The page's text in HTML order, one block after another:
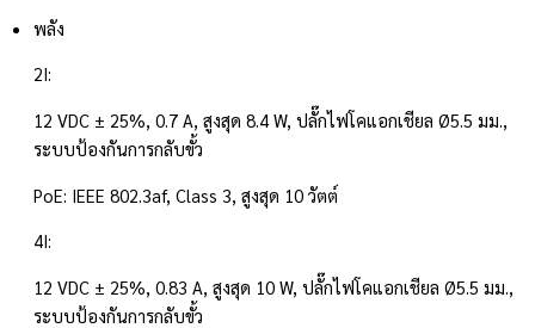
พลัง
2I:
12 VDC ± 25%, 0.7 A, สูงสุด 8.4 W, ปลั๊กไฟโคแอกเชียล Ø5.5 มม.,
ระบบป้องกันการกลับขั้ว
PoE: IEEE 802.3af, Class 3, สูงสุด 10 วัตต์
4I:
12 VDC ± 25%, 0.83 A, สูงสุด 10 W, ปลั๊กไฟโคแอกเชียล Ø5.5 มม.,
ระบบป้องกันการกลับขั้ว